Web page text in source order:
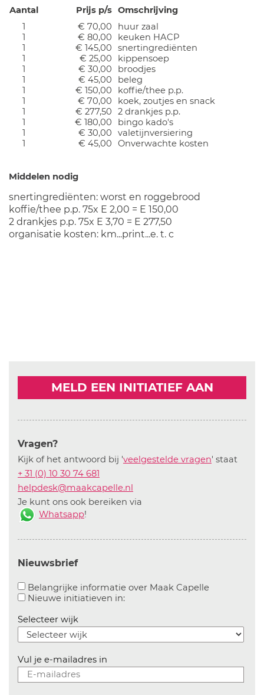
Aantal
Prijs p/s Omschrijving
1
€ 70,00
huur zaal
1
€ 80,00
keuken HACP
1
€ 145,00
snertingrediënten
1
€ 25,00
kippensoep
1
€ 30,00
broodjes
1
€ 45,00
beleg
1
€ 150,00
koffie/thee p.p.
1
€ 70,00
koek, zoutjes en snack
1
€ 277,50
2 drankjes p.p.
1
€ 180,00
bingo kado's
1
€ 30,00
valetijnversiering
1
€ 45,00 Onverwachte kosten
Middelen nodig
snertingrediënten: worst en roggebrood
koffie/thee p.p. 75x E 2,00 = E 150,00
2 drankjes p.p. 75x E 3,70 = E 277,50
organisatie kosten: km...print...e. t. c
MELD EEN INITIATIEF AAN
Vragen?
Kijk of het antwoord bij 'veelgestelde vragen' staat
+ 31 (0) 10 30 74 681
helpdesk@maakcapelle.nl
Je kunt ons ook bereiken via
Whatsapp!
Nieuwsbrief
Belangrijke informatie over Maak CapelleAanvinken
Nieuwe initiatieven in:Aanvinken om informatie over
Selecteer wijk
Vul je e-mailadres in